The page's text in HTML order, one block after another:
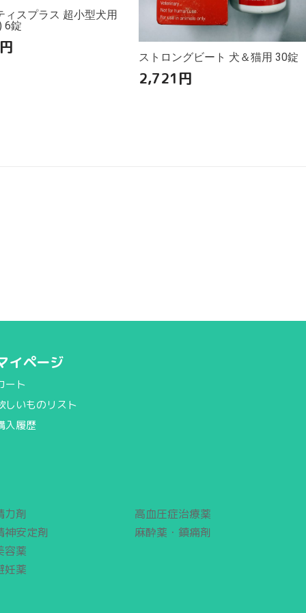
ィスプラス 超小型犬用
6錠
円
ストロングビート 犬＆猫用 30錠
2,721 円
イページ
ート
しいものリスト
入履歴
力剤
神安定剤
容薬
妊薬
高血圧症治療薬
麻酔薬・鎮痛剤